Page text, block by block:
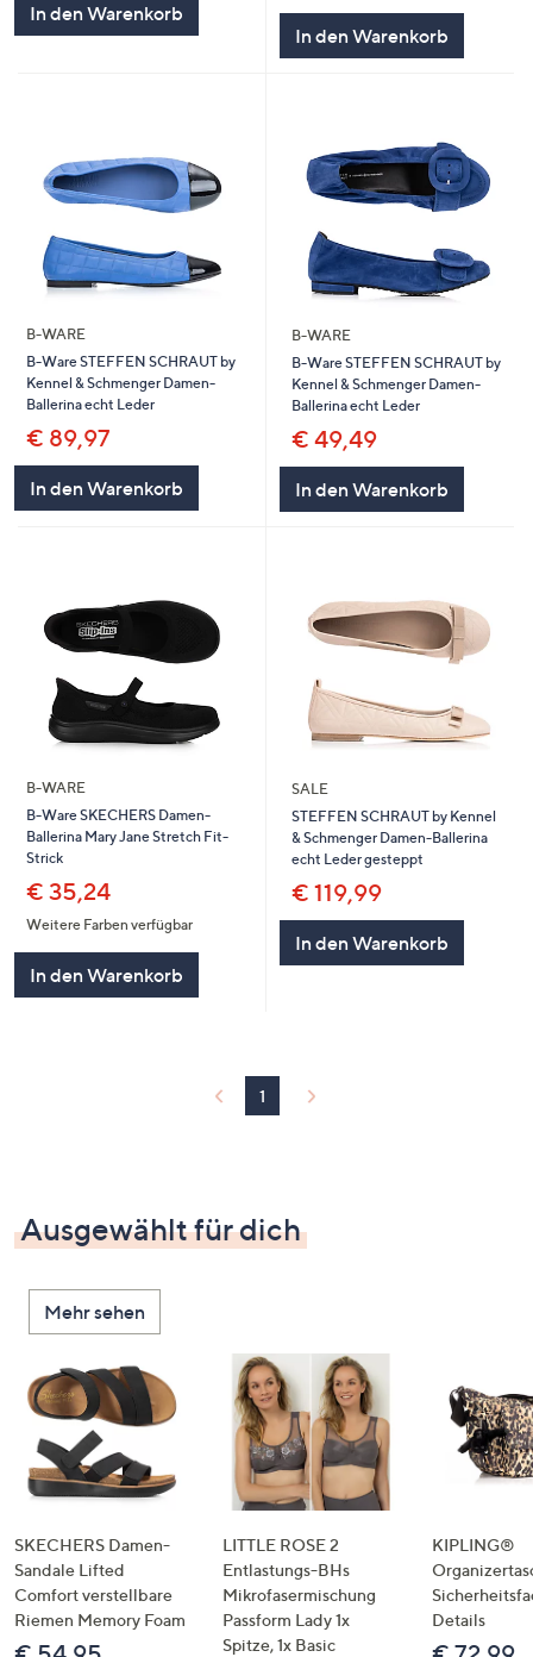
In den Warenkorb
In den Warenkorb
B-WARE
B-Ware STEFFEN SCHRAUT by
Kennel & Schmenger Damen-
Ballerina echt Leder
€ 89,97
In den Warenkorb
B-WARE
B-Ware STEFFEN SCHRAUT by
Kennel & Schmenger Damen-
Ballerina echt Leder
€ 49,49
In den Warenkorb
B-WARE
B-Ware SKECHERS Damen-
Ballerina Mary Jane Stretch Fit-
Strick
€ 35,24
Weitere Farben verfügbar
In den Warenkorb
SALE
STEFFEN SCHRAUT by Kennel
& Schmenger Damen-Ballerina
echt Leder gesteppt
€ 119,99
In den Warenkorb
1
Ausgewählt für dich
Mehr sehen
SKECHERS Damen-
Sandale Lifted
Comfort verstellbare
Riemen Memory Foam
LITTLE ROSE 2
Entlastungs-BHs
Mikrofasermischung
Passform Lady 1x
Spitze, 1x Basic
KIPLING®
Details